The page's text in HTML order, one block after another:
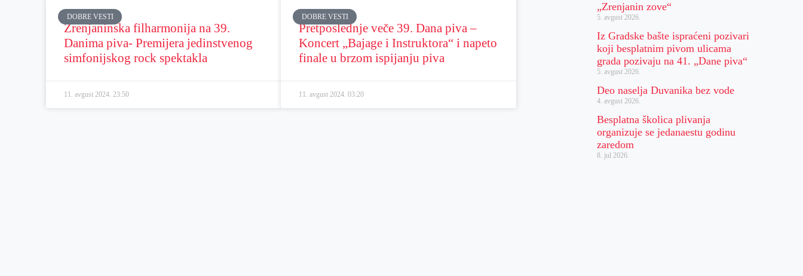
DOBRE VESTI
Zrenjaninska filharmonija na 39.
Danima piva- Premijera jedinstvenog
simfonijskog rock spektakla
11. avgust 2024. 23:50
DOBRE VESTI
Pretposlednje veče 39. Dana piva –
Koncert „Bajage i Instruktora“ i napeto
finale u brzom ispijanju piva
11. avgust 2024.03:20
„Zrenjanin zove“
5. avgust 2026.
Iz Gradske bašte ispraćeni pozivari
koji besplatnim pivom ulicama
grada pozivaju na 41. „Dane piva“
5. avgust 2026.
Deo naselja Duvanika bez vode
4. avgust 2026.
Besplatna školica plivanja
organizuje se jedanaestu godinu
zaredom
8. jul 2026.